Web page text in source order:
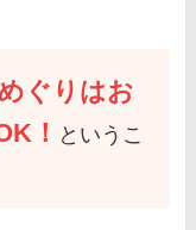
ぐりはお
！ というこ